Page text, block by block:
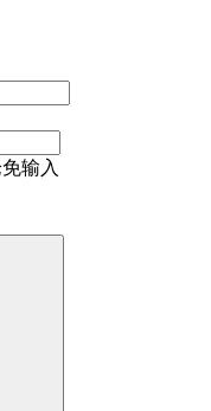
输入